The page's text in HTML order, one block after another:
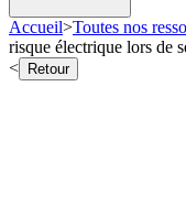
Accueil>Toutes nos
risque électrique lors de
<
Retour